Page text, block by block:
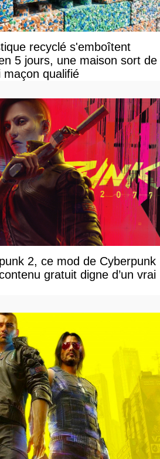
recyclé s'emboîtent
5 jours, une maison sort de
qualifié
2, ce mod de Cyberpunk
gratuit digne d’un vrai